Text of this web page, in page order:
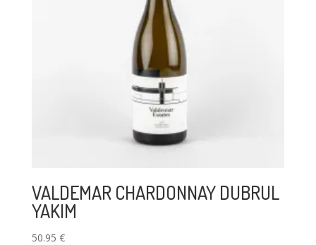
VALDEMAR CHARDONNAY DUBRUL
YAKIM
50.95 €